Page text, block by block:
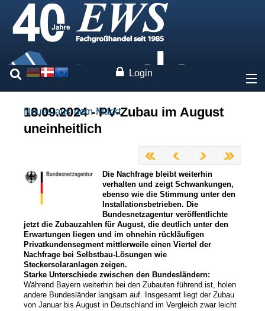
Login
Über uns
Leistungen
Fachwissen
Kontakt
News
Neues aus dem Markt
18.09.2024 - PV-Zubau im August
uneinheitlich
Die Nachfrage bleibt weiterhin
verhalten und zeigt Schwankungen,
ebenso wie die Stimmung unter den
Installationsbetrieben. Die
Bundesnetzagentur veröffentlichte
jetzt die Zubauzahlen für August, die deutlich unter den
Erwartungen liegen und im ohnehin rückläufigen
Privatkundensegment mittlerweile einen Viertel der
Nachfrage bei Selbstbau-Lösungen wie
Steckersolaranlagen zeigen.
Starke Unterschiede zwischen den Bundesländern:
Während Bayern weiterhin bei den Zubauten führend ist, holen
andere Bundesländer langsam auf. Insgesamt liegt der Zubau
von Januar bis August in Deutschland im Vergleich zwar leicht